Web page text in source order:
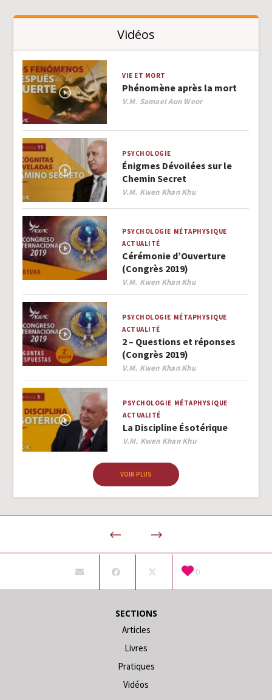
Vidéos
VIE ET MORT
Phénomène après la mort
Author
V.M. Samael Aun Weor
PSYCHOLOGIE
Énigmes Dévoilées sur le
Chemin Secret
Author
V.M. Kwen Khan Khu
PSYCHOLOGIE MÉTAPHYSIQUE
ACTUALITÉ
Cérémonie d’Ouverture
(Congrès 2019)
Author
V.M. Kwen Khan Khu
PSYCHOLOGIE MÉTAPHYSIQUE
ACTUALITÉ
2 – Questions et réponses
(Congrès 2019)
Author
V.M. Kwen Khan Khu
PSYCHOLOGIE MÉTAPHYSIQUE
ACTUALITÉ
La Discipline Ésotérique
Author
V.M. Kwen Khan Khu
VOIR PLUS
0
SECTIONS
Articles
Livres
Pratiques
Vidéos